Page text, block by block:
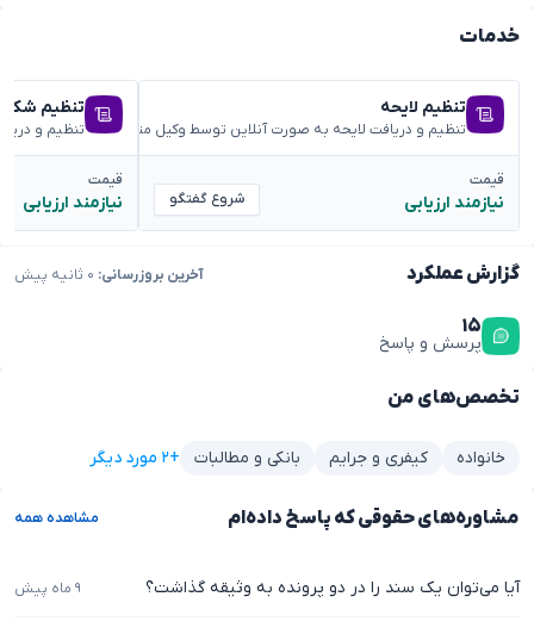
گزارش عملکرد آخرین بروزرسانی:
۱۵
پرسش و پاسخ
تخصص‌های من
خانواده کیفری و جرایم بانکی و مطالبات +۲ مورد دیگر
خدمات
تنظیم لایحه
تنظیم و دریافت لایحه به صورت آنلاین توسط وکیل متخصص
قیمت
نیازمند ارزیابی شروع گفتگو
تنظیم
تنظیم و
قیمت
نیازمند ارزیابی
مشاوره‌های حقوقی که پاسخ داده‌ام مشاهده همه
آیا می‌توان یک سند را در دو پرونده به وثیقه گذاشت؟ ۹ ماه پیش